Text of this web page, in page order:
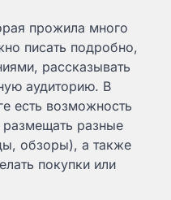
прожила много
писать подробно,
рассказывать
аудиторию. В
есть возможность
размещать разные
обзоры), а также
покупки или